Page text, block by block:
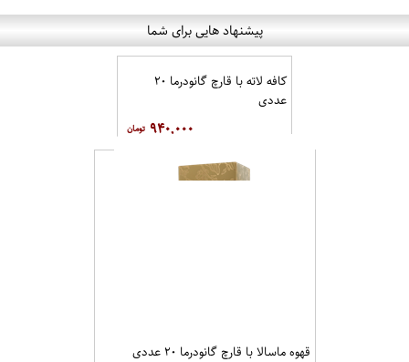
پیشنهاد هایی برای شما
کافه لاته با قارچ گانودرما ۲۰
عددی
۹۴۰,۰۰۰
قهوه ماسالا با قارچ گانودرما ۲۰ عددی